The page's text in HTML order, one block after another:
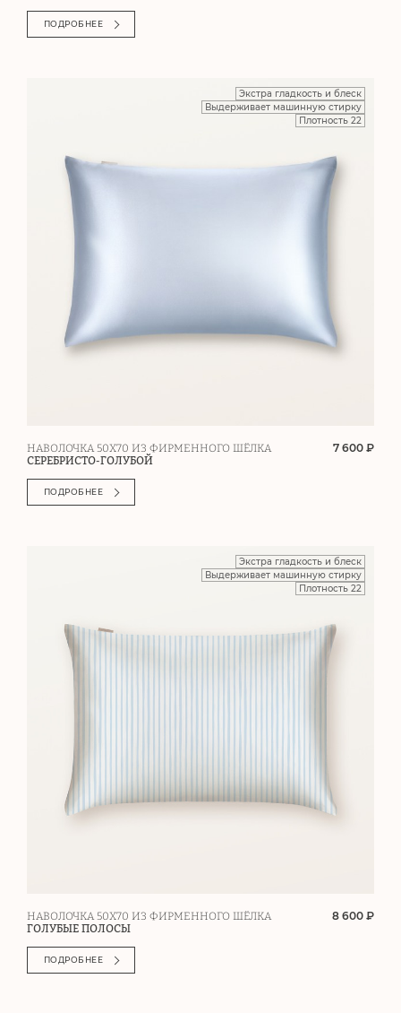
ПОДРОБНЕЕ
Экстра гладкость и блеск
Выдерживает машинную стирку
Плотность 22
НАВОЛОЧКА 50Х70 ИЗ ФИРМЕННОГО ШЁЛКА
СЕРЕБРИСТО-ГОЛУБОЙ
7 600 ₽
ПОДРОБНЕЕ
Экстра гладкость и блеск
Выдерживает машинную стирку
Плотность 22
НАВОЛОЧКА 50Х70 ИЗ ФИРМЕННОГО ШЁЛКА
ГОЛУБЫЕ ПОЛОСЫ
8 600 ₽
ПОДРОБНЕЕ